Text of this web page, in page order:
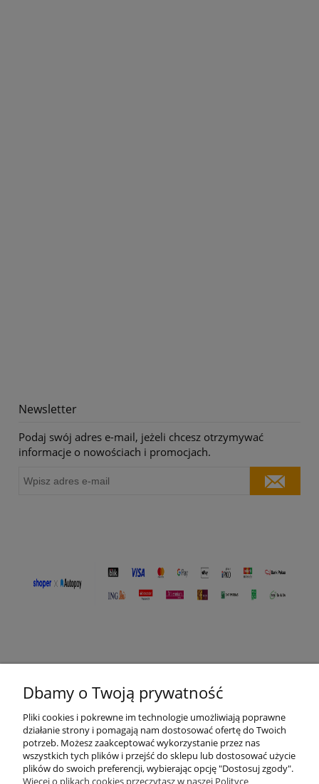
Newsletter
Podaj swój adres e-mail, jeżeli chcesz otrzymywać
informacje o nowościach i promocjach.
Moje konto
Płatności i dostawa
Dbamy o Twoją prywatność
Pliki cookies i pokrewne im technologie umożliwiają poprawne
działanie strony i pomagają nam dostosować ofertę do Twoich
potrzeb. Możesz zaakceptować wykorzystanie przez nas
wszystkich tych plików i przejść do sklepu lub dostosować użycie
plików do swoich preferencji, wybierając opcję "Dostosuj zgody".
Więcej o plikach cookies przeczytasz w naszej Polityce